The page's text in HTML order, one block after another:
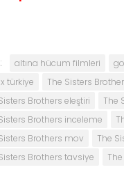
altına hücum filmleri
türkiye
The Sisters
Brothers eleştiri
The
Brothers inceleme
Brothers mov
The
Brothers tavsiye